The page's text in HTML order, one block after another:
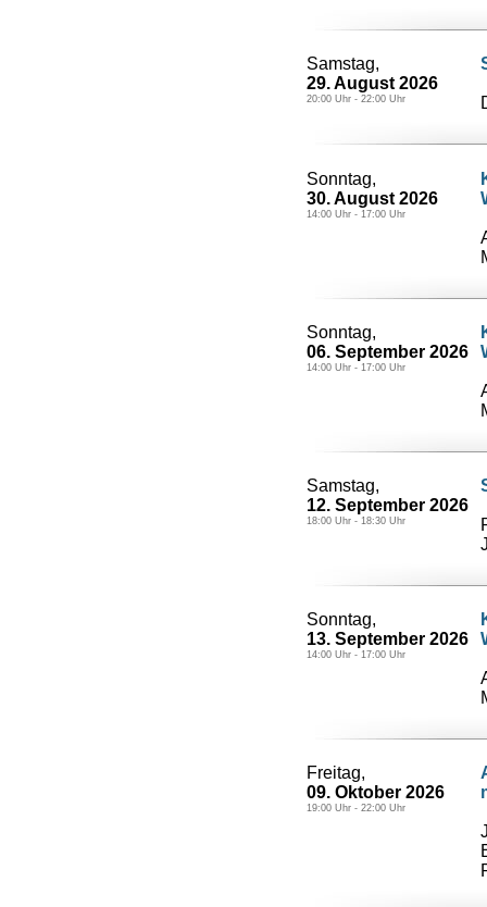
Samstag,
29. August 2026
20:00 Uhr - 22:00 Uhr
Sonntag,
30. August 2026
14:00 Uhr - 17:00 Uhr
Sonntag,
06. September 2026
14:00 Uhr - 17:00 Uhr
Samstag,
12. September 2026
18:00 Uhr - 18:30 Uhr
Sonntag,
13. September 2026
14:00 Uhr - 17:00 Uhr
Freitag,
09. Oktober 2026
19:00 Uhr - 22:00 Uhr